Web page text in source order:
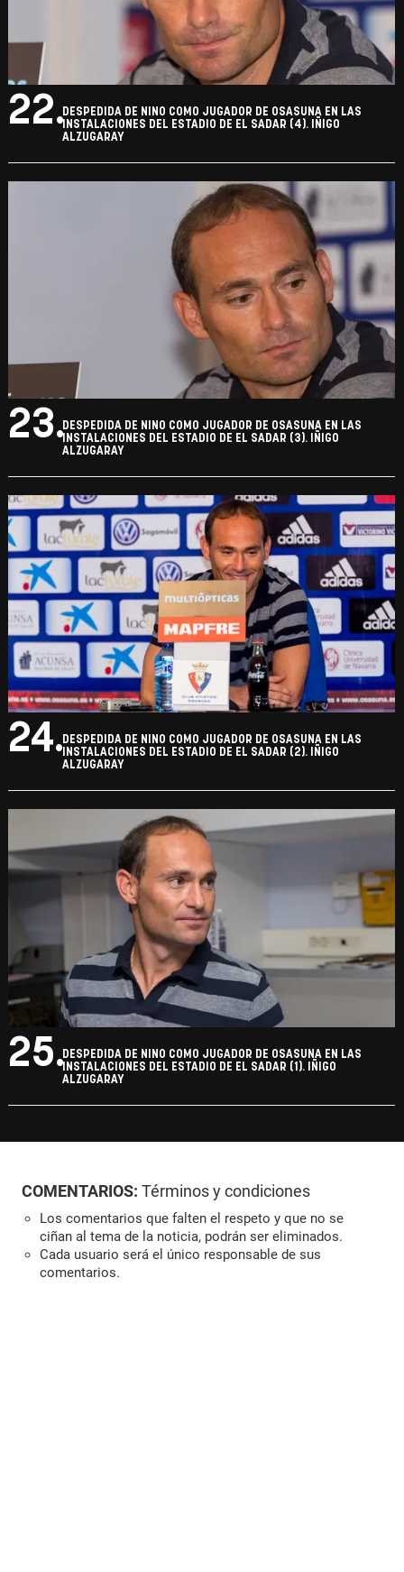
22.DESPEDIDA DE NINO COMO JUGADOR DE OSASUNA EN LAS
INSTALACIONES DEL ESTADIO DE EL SADAR (4). IÑIGO
ALZUGARAY
23.DESPEDIDA DE NINO COMO JUGADOR DE OSASUNA EN LAS
INSTALACIONES DEL ESTADIO DE EL SADAR (3). IÑIGO
ALZUGARAY
24.DESPEDIDA DE NINO COMO JUGADOR DE OSASUNA EN LAS
INSTALACIONES DEL ESTADIO DE EL SADAR (2). IÑIGO
ALZUGARAY
25.DESPEDIDA DE NINO COMO JUGADOR DE OSASUNA EN LAS
INSTALACIONES DEL ESTADIO DE EL SADAR (1). IÑIGO
ALZUGARAY
COMENTARIOS: Términos y condiciones
Los comentarios que falten el respeto y que no se
ciñan al tema de la noticia, podrán ser eliminados.
Cada usuario será el único responsable de sus
comentarios.